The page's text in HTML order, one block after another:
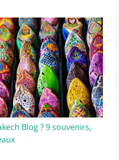
Blog ? 9 souvenirs,